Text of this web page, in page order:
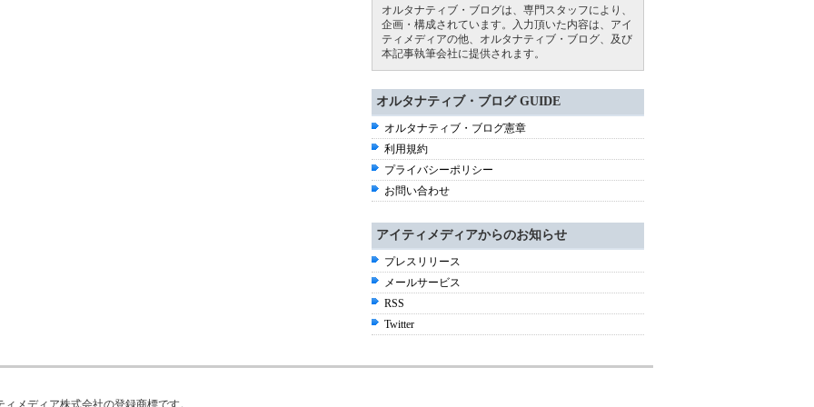
オルタナティブ・ブログは、専門スタッフにより、
企画・構成されています。入力頂いた内容は、アイ
ティメディアの他、オルタナティブ・ブログ、及び
本記事執筆会社に提供されます。
オルタナティブ・ブログ GUIDE
オルタナティブ・ブログ憲章
利用規約
プライバシーポリシー
お問い合わせ
アイティメディアからのお知らせ
プレスリリース
メールサービス
RSS
Twitter
ィメディア株式会社の登録商標です。